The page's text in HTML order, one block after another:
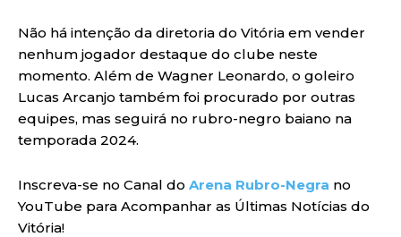
Não há intenção da diretoria do Vitória em vender
nenhum jogador destaque do clube neste
momento. Além de Wagner Leonardo, o goleiro
Lucas Arcanjo também foi procurado por outras
equipes, mas seguirá no rubro-negro baiano na
temporada 2024.
Inscreva-se no Canal do Arena Rubro-Negra no
YouTube para Acompanhar as Últimas Notícias do
Vitória!